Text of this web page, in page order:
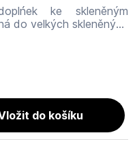
ke skleněným
3417 XH Montfoort